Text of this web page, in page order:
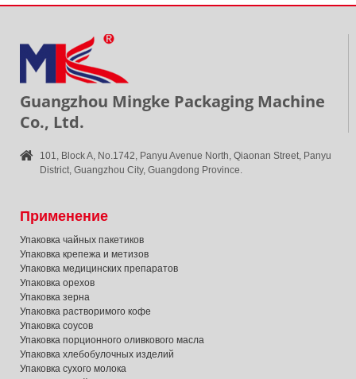
Guangzhou Mingke Packaging Machine
Co., Ltd.
101, Block A, No.1742, Panyu Avenue North, Qiaonan Street, Panyu
District, Guangzhou City, Guangdong Province.
Применение
Упаковка чайных пакетиков
Упаковка крепежа и метизов
Упаковка медицинских препаратов
Упаковка орехов
Упаковка зерна
Упаковка растворимого кофе
Упаковка соусов
Упаковка порционного оливкового масла
Упаковка хлебобулочных изделий
Упаковка сухого молока